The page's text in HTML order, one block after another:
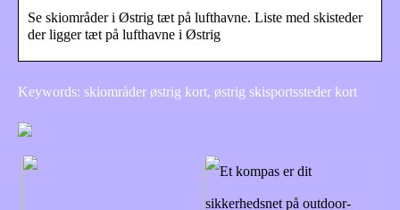
Se skiområder i Østrig tæt på lufthavne. Liste med skisteder
der ligger tæt på lufthavne i Østrig
Keywords: skiområder østrig kort, østrig skisportssteder kort